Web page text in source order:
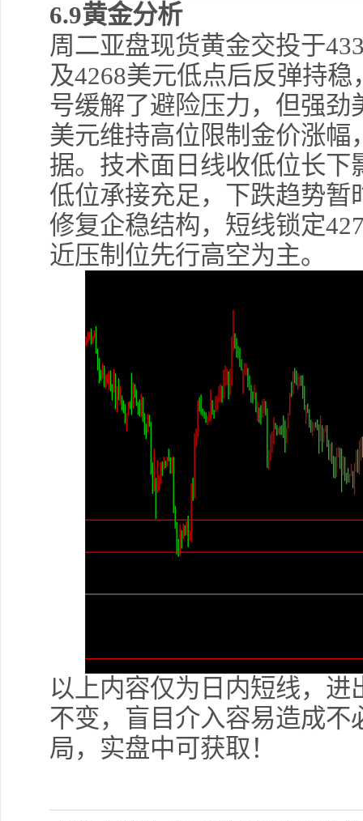
6.9黄金分析
周二亚盘现货黄金交投于
及4268美元低点后反弹持
号缓解了避险压力，但强
美元维持高位限制金价涨幅
据。技术面日线收低位长
低位承接充足，下跌趋势
修复企稳结构，短线锁定
近压制位先行高空为主。
以上内容仅为日内短线，
不变，盲目介入容易造成
局，实盘中可获取！